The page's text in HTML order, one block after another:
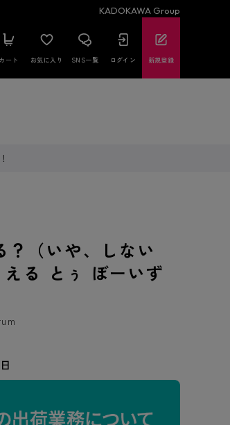
KADOKAWA Group
カート お気に入り SNS一覧 ログイン 新規登録
？（いや、しない
る とぅ ぼーいず